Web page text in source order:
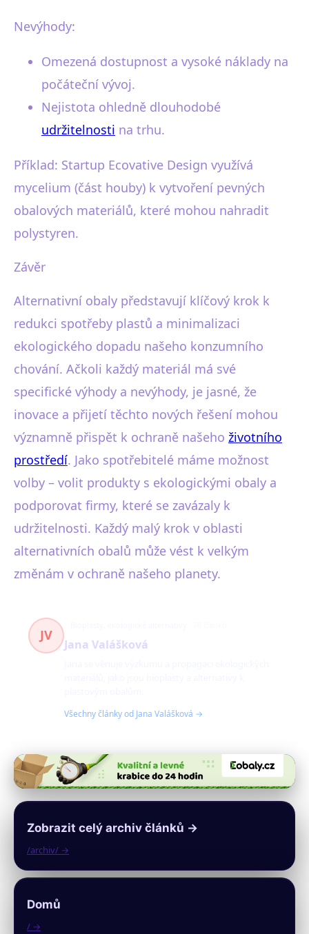
Nevýhody:
Omezená dostupnost a vysoké náklady na
počáteční vývoj.
Nejistota ohledně dlouhodobé
udržitelnosti na trhu.
Příklad: Startup Ecovative Design využívá
mycelium (část houby) k vytvoření pevných
obalových materiálů, které mohou nahradit
polystyren.
Závěr
Alternativní obaly představují klíčový krok k
redukci spotřeby plastů a minimalizaci
ekologického dopadu našeho konzumního
chování. Ačkoli každý materiál má své
specifické výhody a nevýhody, je jasné, že
inovace a přijetí těchto nových řešení mohou
významně přispět k ochraně našeho životního
prostředí. Jako spotřebitelé máme možnost
volby – volit produkty s ekologickými obaly a
podporovat firmy, které se zavázaly k
udržitelnosti. Každý malý krok v oblasti
alternativních obalů může vést k velkým
změnám v ochraně našeho planety.
JV
Jana Valášková
Všechny články od Jana Valášková →
Zobrazit celý archiv článků →
/archiv/ →
Domů
/ →